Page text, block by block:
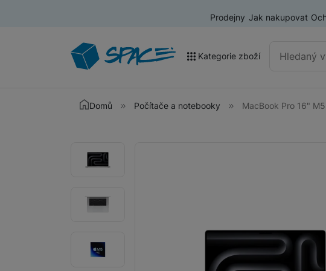
Prodejny Jak nakupovat
Kategorie zboží
Akce a výprodej
Audio
Tablety
Domů Počítače a notebooky MacBook Pro 16"
Fotografie